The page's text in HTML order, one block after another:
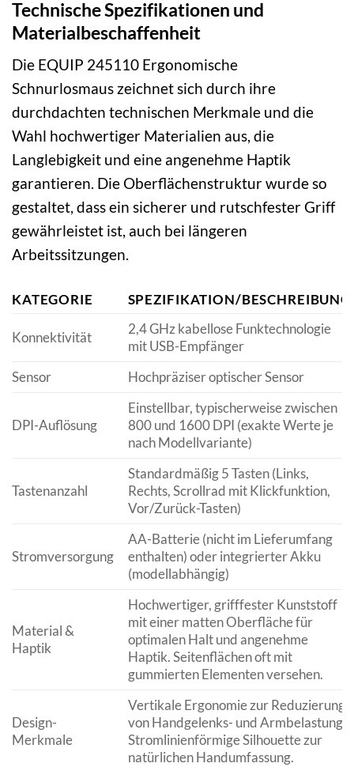
Technische Spezifikationen und
Materialbeschaffenheit
Die EQUIP 245110 Ergonomische
Schnurlosmaus zeichnet sich durch ihre
durchdachten technischen Merkmale und die
Wahl hochwertiger Materialien aus, die
Langlebigkeit und eine angenehme Haptik
garantieren. Die Oberflächenstruktur wurde so
gestaltet, dass ein sicherer und rutschfester Griff
gewährleistet ist, auch bei längeren
Arbeitssitzungen.
KATEGORIE SPEZIFIKATION/BESCHREIBUNG
Konnektivität
2,4 GHz kabellose Funktechnologie
mit USB-Empfänger
Sensor
Hochpräziser optischer Sensor
DPI-Auflösung
Einstellbar, typischerweise zwischen
800 und 1600 DPI (exakte Werte je
nach Modellvariante)
Tastenanzahl
Standardmäßig 5 Tasten (Links,
Rechts, Scrollrad mit Klickfunktion,
Vor/Zurück-Tasten)
Stromversorgung
AA-Batterie (nicht im Lieferumfang
enthalten) oder integrierter Akku
(modellabhängig)
Material &
Haptik
Hochwertiger, grifffester Kunststoff
mit einer matten Oberfläche für
optimalen Halt und angenehme
Haptik. Seitenflächen oft mit
gummierten Elementen versehen.
Design-
Merkmale
Vertikale Ergonomie zur Reduzierung
von Handgelenks- und Armbelastung.
Stromlinienförmige Silhouette zur
natürlichen Handumfassung.